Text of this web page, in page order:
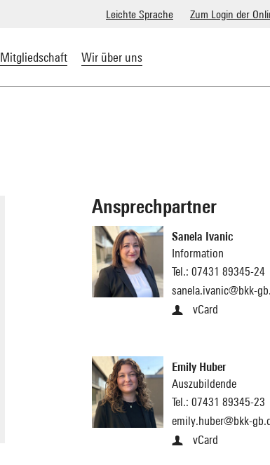
Leichte Sprache Zum Login der
Mitgliedschaft Wir über uns
Ansprechpartner
Sanela Ivanic
Information
Tel.: 07431 89345-24
sanela.ivanic@bkk-
vCard
Emily Huber
Auszubildende
Tel.: 07431 89345-23
emily.huber@bkk-
vCard